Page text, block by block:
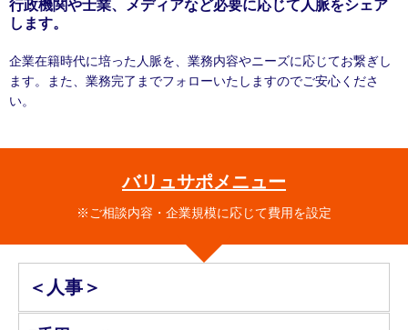
行政機関や士業、メディアなど必要に応じて人脈をシェア
します。
企業在籍時代に培った人脈を、業務内容やニーズに応じてお繋ぎし
ます。また、業務完了までフォローいたしますのでご安心くださ
い。
バリュサポメニュー
※ご相談内容・企業規模に応じて費用を設定
＜人事＞